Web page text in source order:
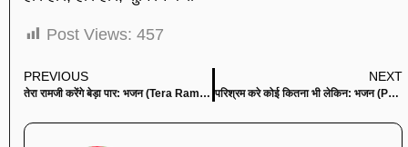
Post Views: 457
PREVIOUS
तेरा रामजी करेंगे बेड़ा पार: भजन (Tera Ramji Karenge Bera Paar)
NEXT
परिश्रम करे कोई कितना भी लेकिन: भजन (Parishram Kare Koi Kitana Bhi Lekin)